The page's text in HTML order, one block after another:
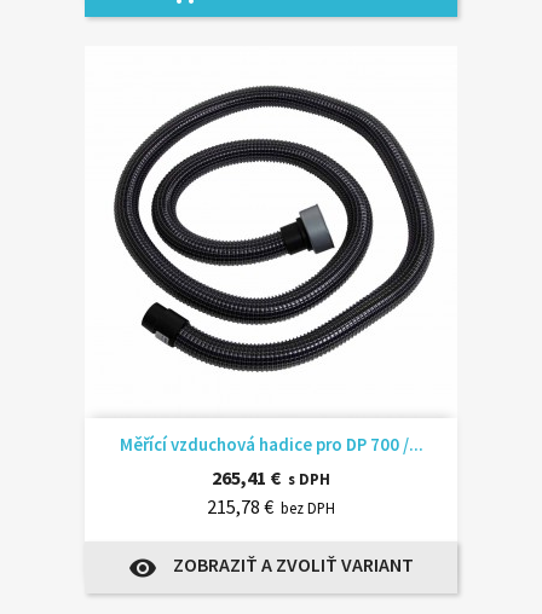
Měřící vzduchová hadice pro DP 700 /...
265,41 € s DPH
215,78 € bez DPH
visibility ZOBRAZIŤ A ZVOLIŤ VARIANT